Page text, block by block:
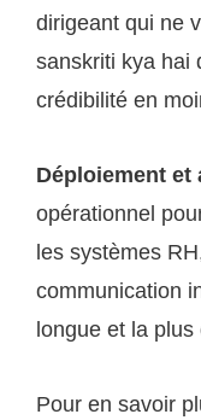
dirigeant qui ne
sanskriti kya hai
crédibilité en
Déploiement et
opérationnel
les systèmes
communication
longue et la plus
Pour en savoir